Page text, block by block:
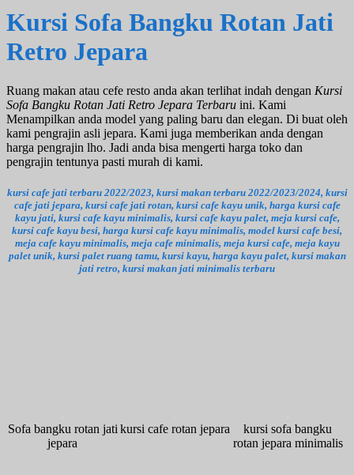
Kursi Sofa Bangku Rotan Jati
Retro Jepara
Ruang makan atau cefe resto anda akan terlihat indah dengan Kursi
Sofa Bangku Rotan Jati Retro Jepara Terbaru ini. Kami
Menampilkan anda model yang paling baru dan elegan. Di buat oleh
kami pengrajin asli jepara. Kami juga memberikan anda dengan
harga pengrajin lho. Jadi anda bisa mengerti harga toko dan
pengrajin tentunya pasti murah di kami.
kursi cafe jati terbaru 2022/2023, kursi makan terbaru 2022/2023/2024, kursi
cafe jati jepara, kursi cafe jati rotan, kursi cafe kayu unik, harga kursi cafe
kayu jati, kursi cafe kayu minimalis, kursi cafe kayu palet, meja kursi cafe,
kursi cafe kayu besi, harga kursi cafe kayu minimalis, model kursi cafe besi,
meja cafe kayu minimalis, meja cafe minimalis, meja kursi cafe, meja kayu
palet unik, kursi palet ruang tamu, kursi kayu, harga kayu palet, kursi makan
jati retro, kursi makan jati minimalis terbaru
Sofa bangku rotan jati
jepara
kursi cafe rotan jepara
kursi sofa bangku
rotan jepara minimalis